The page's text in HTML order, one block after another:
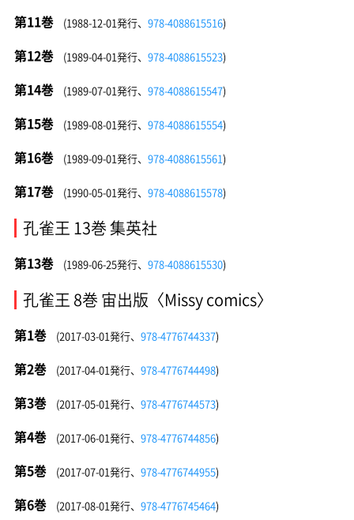
第11巻 (1988-12-01発行、 978-4088615516)
第12巻 (1989-04-01発行、 978-4088615523)
第14巻 (1989-07-01発行、 978-4088615547)
第15巻 (1989-08-01発行、 978-4088615554)
第16巻 (1989-09-01発行、 978-4088615561)
第17巻 (1990-05-01発行、 978-4088615578)
孔雀王 13巻 集英社
第13巻 (1989-06-25発行、 978-4088615530)
孔雀王 8巻 宙出版〈Missy comics〉
第1巻 (2017-03-01発行、 978-4776744337)
第2巻 (2017-04-01発行、 978-4776744498)
第3巻 (2017-05-01発行、 978-4776744573)
第4巻 (2017-06-01発行、 978-4776744856)
第5巻 (2017-07-01発行、 978-4776744955)
第6巻 (2017-08-01発行、 978-4776745464)